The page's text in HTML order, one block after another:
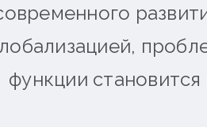
функции